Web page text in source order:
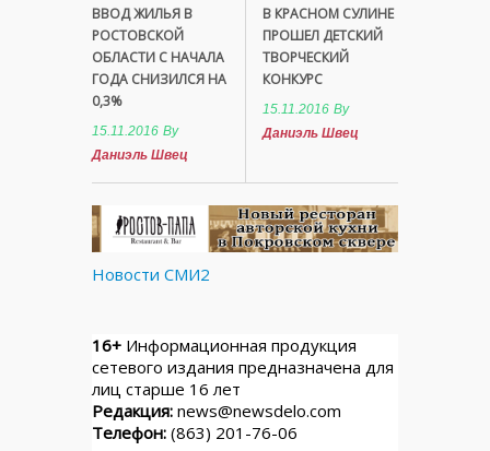
ВВОД ЖИЛЬЯ В
РОСТОВСКОЙ
ОБЛАСТИ С НАЧАЛА
ГОДА СНИЗИЛСЯ НА
0,3%
15.11.2016 By
Даниэль Швец
В КРАСНОМ СУЛИНЕ
ПРОШЕЛ ДЕТСКИЙ
ТВОРЧЕСКИЙ
КОНКУРС
15.11.2016 By
Даниэль Швец
Новости СМИ2
16+ Информационная продукция
сетевого издания предназначена для
лиц старше 16 лет
Редакция: news@newsdelo.com
Телефон: (863) 201-76-06